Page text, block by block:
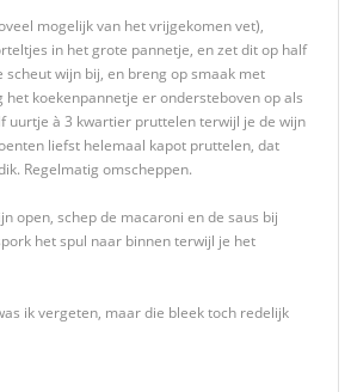
mogelijk van het vrijgekomen vet),
in het grote pannetje, en zet dit op half
scheut wijn bij, en breng op smaak met
het koekenpannetje er ondersteboven op als
uurtje à 3 kwartier pruttelen terwijl je de wijn
liefst helemaal kapot pruttelen, dat
Regelmatig omscheppen.
open, schep de macaroni en de saus bij
het spul naar binnen terwijl je het
ik vergeten, maar die bleek toch redelijk